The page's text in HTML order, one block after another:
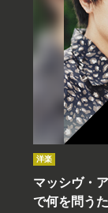
洋楽
マッシヴ・
で何を問う